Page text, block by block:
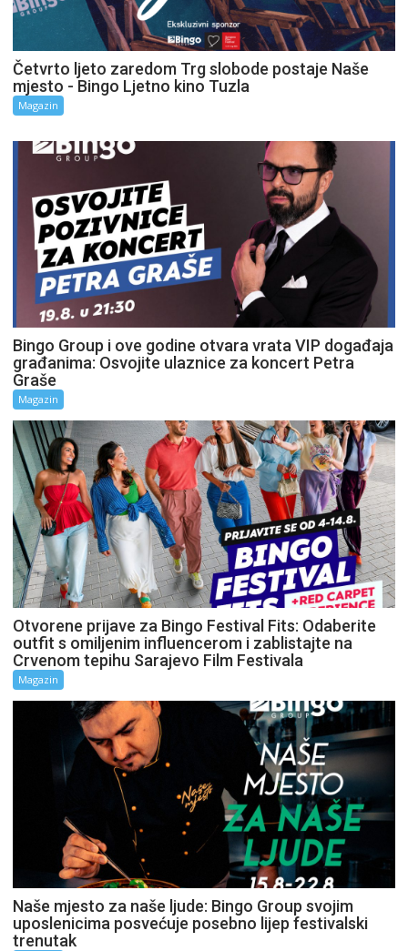
Četvrto ljeto zaredom Trg slobode postaje Naše
mjesto - Bingo Ljetno kino Tuzla
Magazin
Bingo Group i ove godine otvara vrata VIP događaja
građanima: Osvojite ulaznice za koncert Petra
Graše
Magazin
Otvorene prijave za Bingo Festival Fits: Odaberite
outfit s omiljenim influencerom i zablistajte na
Crvenom tepihu Sarajevo Film Festivala
Magazin
Naše mjesto za naše ljude: Bingo Group svojim
uposlenicima posvećuje posebno lijep festivalski
trenutak